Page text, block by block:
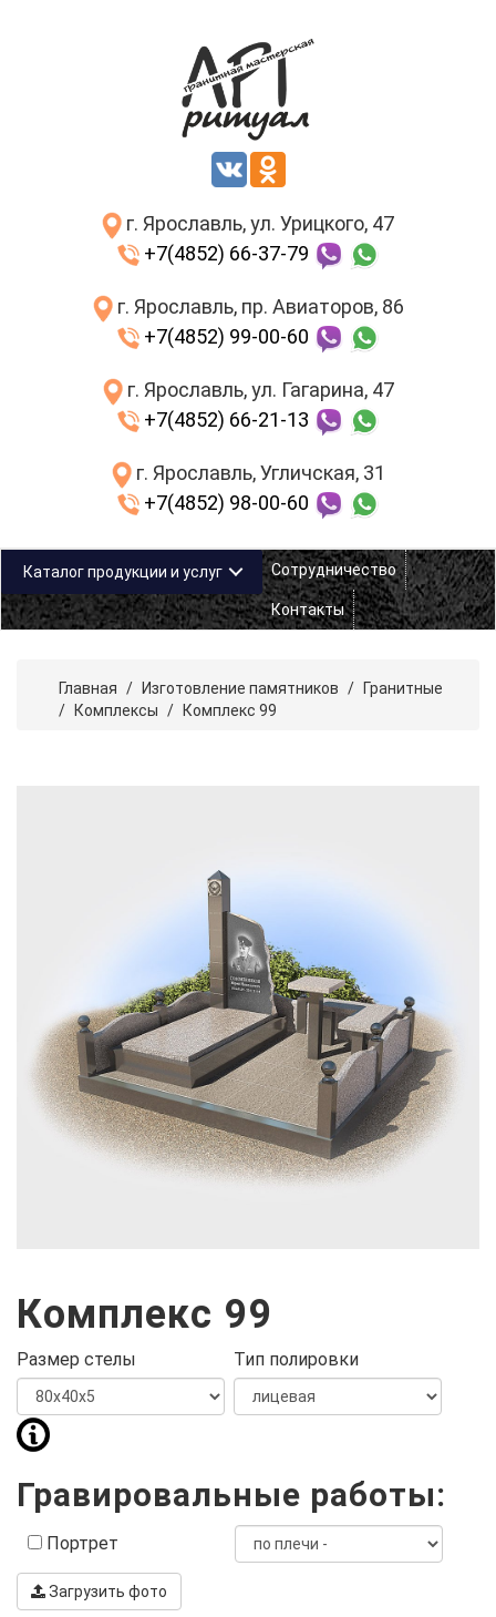
г. Ярославль, ул. Урицкого, 47
+7(4852) 66-37-79
г. Ярославль, пр. Авиаторов, 86
+7(4852) 99-00-60
г. Ярославль, ул. Гагарина, 47
+7(4852) 66-21-13
г. Ярославль, Угличская, 31
+7(4852) 98-00-60
Каталог продукции и услуг Сотрудничество
Контакты
Главная / Изготовление памятников /
Гранитные
/
Комплексы / Комплекс 99
Комплекс 99
Размер стелы Тип полировки
Гравировальные работы:
Портрет
Загрузить фото